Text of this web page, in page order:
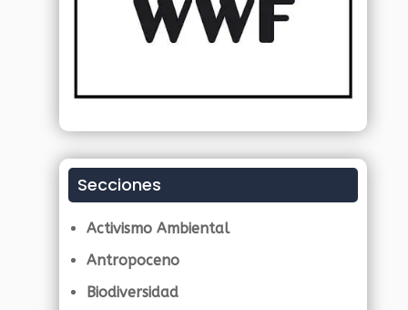
Secciones
Activismo Ambiental
Antropoceno
Biodiversidad